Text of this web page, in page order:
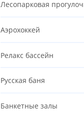
Лесопарковая
Аэрохоккей
Релакс бассейн
Русская баня
Банкетные залы